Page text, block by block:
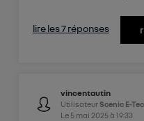
lire les 7 réponses
vincentautin
UtilisateurScenic E-
Le 5 mai 2025à 19:33